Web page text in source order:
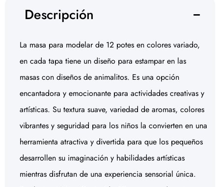
Descripción
La masa para modelar de 12 potes en colores variado,
en cada tapa tiene un diseño para estampar en las
masas con diseños de animalitos. Es una opción
encantadora y emocionante para actividades creativas y
artísticas. Su textura suave, variedad de aromas, colores
vibrantes y seguridad para los niños la convierten en una
herramienta atractiva y divertida para que los pequeños
desarrollen su imaginación y habilidades artísticas
mientras disfrutan de una experiencia sensorial única.